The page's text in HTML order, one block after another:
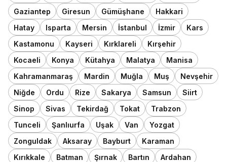
Gaziantep
Giresun Gümüşhane
Hakkari
Hatay
Isparta Mersin İstanbul İzmir
Kars
Kastamonu
Kayseri Kırklareli
Kırşehir
Kocaeli
Konya Kütahya Malatya
Manisa
Kahramanmaraş
Mardin Muğla Muş
Nevşehir
Niğde
Ordu Rize Sakarya Samsun
Siirt
Sinop
Sivas Tekirdağ Tokat
Trabzon
Tunceli
Şanlıurfa Uşak Van
Yozgat
Zonguldak
Aksaray Bayburt
Karaman
Kırıkkale
Batman Şırnak Bartın
Ardahan